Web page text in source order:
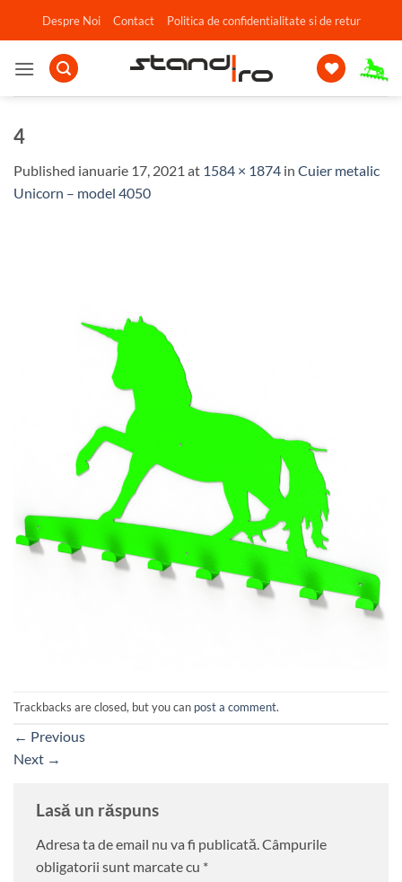
Despre Noi Contact Politica de confidentialitate si de retur
4
Published ianuarie 17, 2021 at 1584 × 1874 in Cuier metalic
Unicorn – model 4050
Trackbacks are closed, but you can post a comment.
← Previous
Next →
Lasă un răspuns
Adresa ta de email nu va fi publicată. Câmpurile
obligatorii sunt marcate cu *